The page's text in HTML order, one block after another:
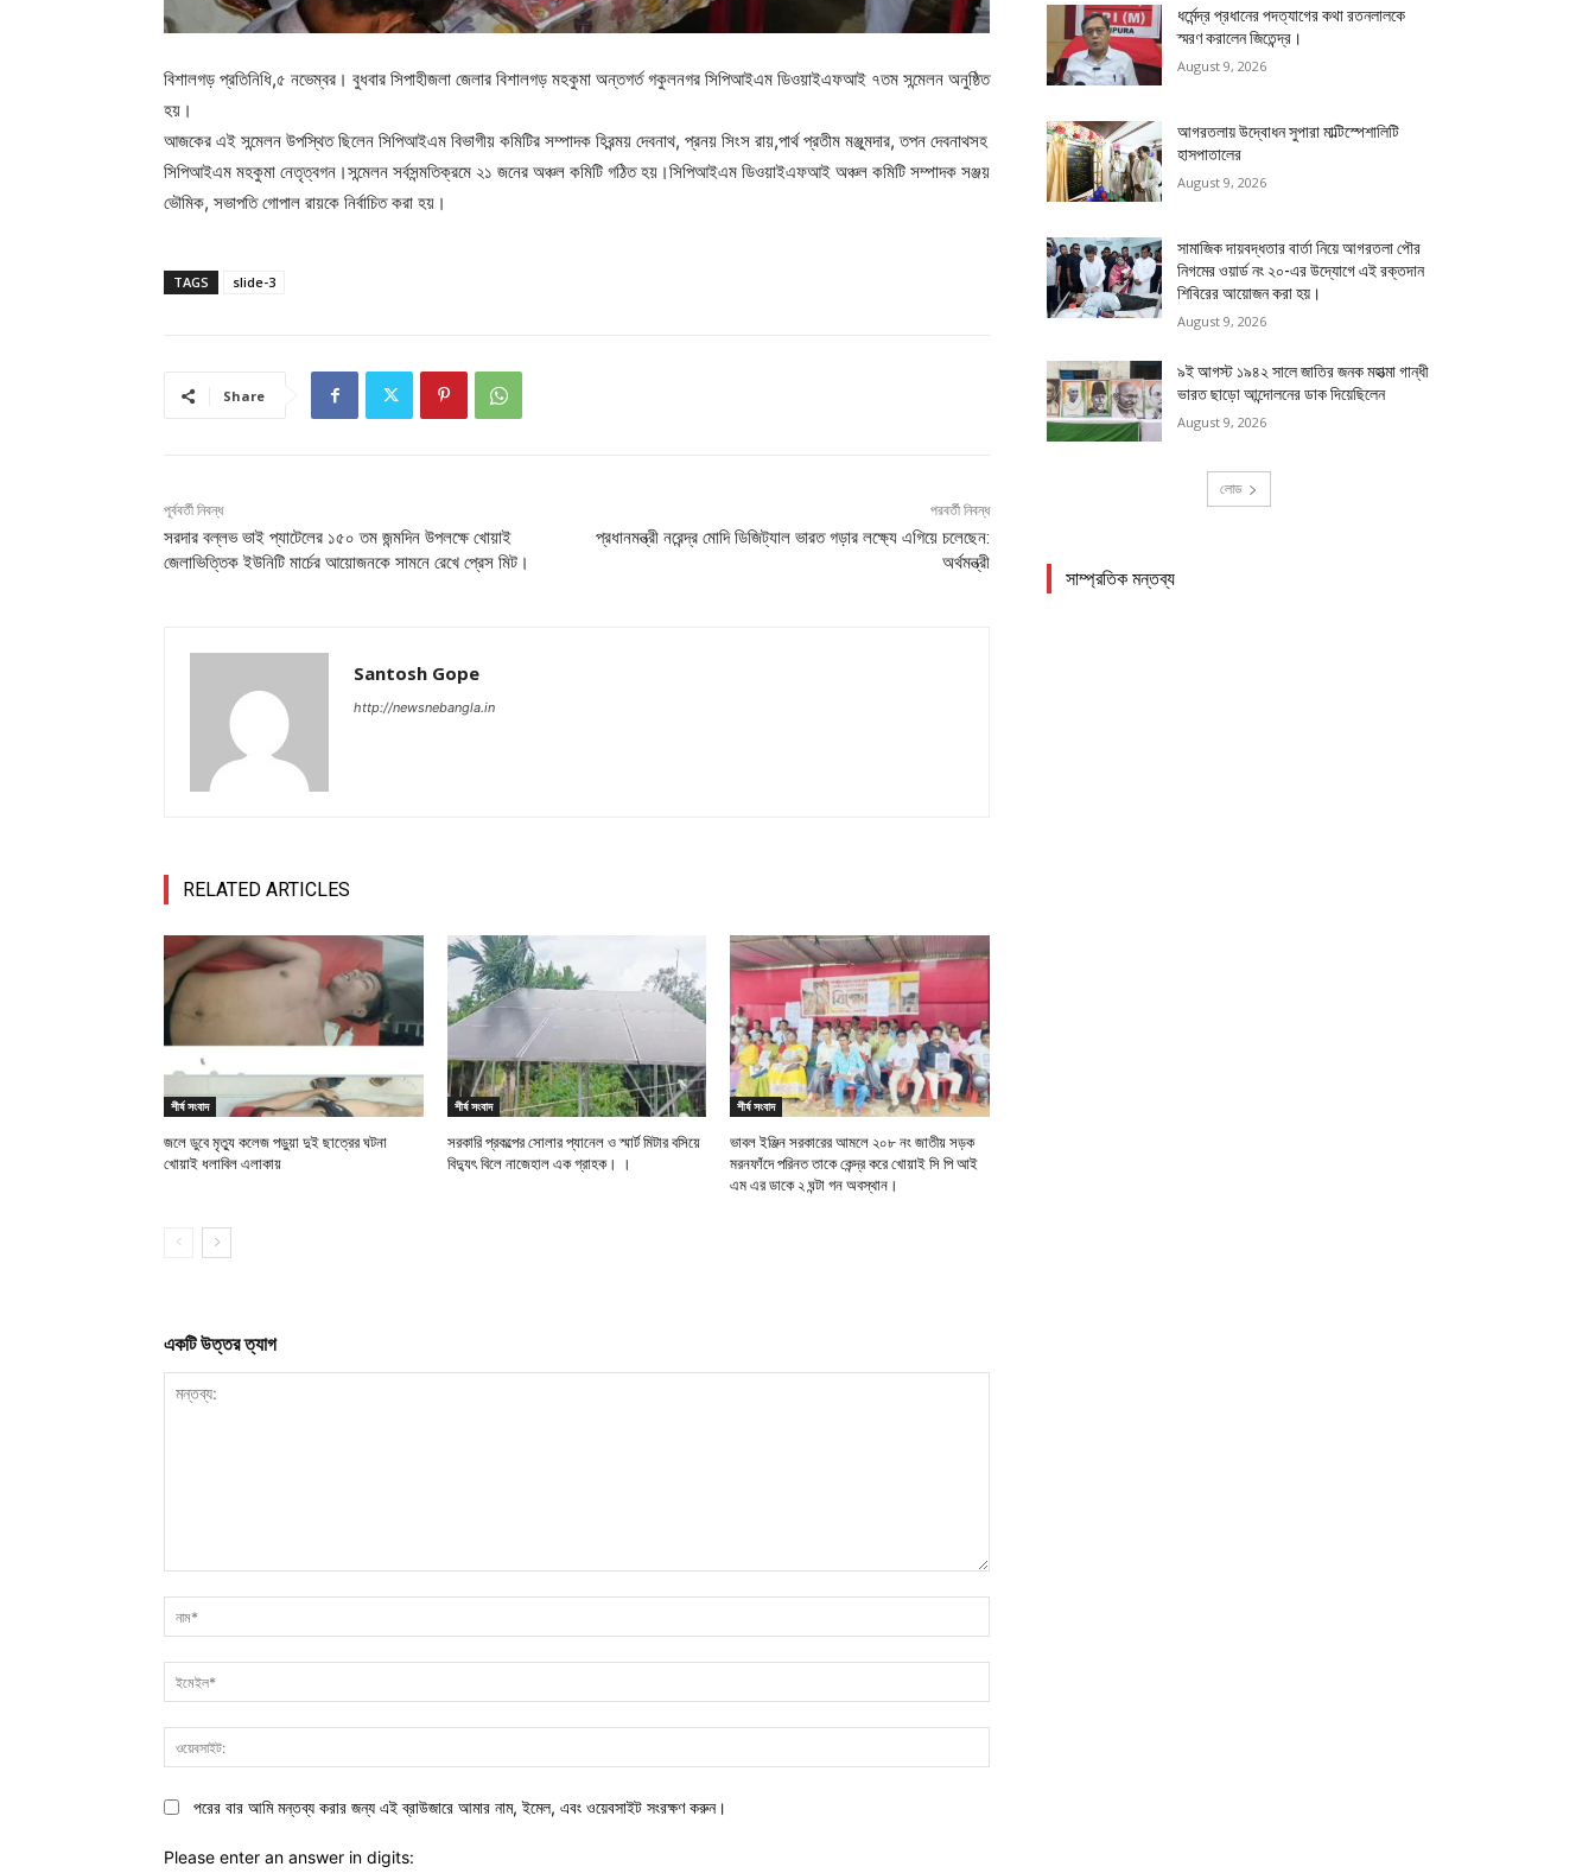
বিশালগড় প্রতিনিধি,৫ নভেম্বর। বুধবার সিপাহীজলা জেলার বিশালগড় মহকুমা অন্তগর্ত গকুলনগর সিপিআইএম ডিওয়াইএফআই ৭তম সন্মেলন অনুষ্ঠিত
হয়।
আজকের এই সন্মেলন উপস্থিত ছিলেন সিপিআইএম বিভাগীয় কমিটির সম্পাদক হিরন্ময় দেবনাথ, প্রনয় সিংস রায়,পার্থ প্রতীম মঞ্জুমদার, তপন দেবনাথসহ
সিপিআইএম মহকুমা নেতৃত্বগন।সন্মেলন সর্বসন্মতিক্রমে ২১ জনের অঞ্চল কমিটি গঠিত হয়।সিপিআইএম ডিওয়াইএফআই অঞ্চল কমিটি সম্পাদক সঞ্জয়
ভৌমিক, সভাপতি গোপাল রায়কে নির্বাচিত করা হয়।
TAGS slide-3
Share
পূর্ববর্তী নিবন্ধ
সরদার বল্লভ ভাই প্যাটেলের ১৫০ তম জন্মদিন উপলক্ষে খোয়াই
জেলাভিত্তিক ইউনিটি মার্চের আয়োজনকে সামনে রেখে প্রেস মিট।
পরবর্তী নিবন্ধ
প্রধানমন্ত্রী নরেন্দ্র মোদি ডিজিট্যাল ভারত গড়ার লক্ষ্যে এগিয়ে চলেছেন:
অর্থমন্ত্রী
Santosh Gope
http://newsnebangla.in
RELATED ARTICLES
শীর্ষ সংবাদ
জলে ডুবে মৃত্যু কলেজ পড়ুয়া দুই ছাত্রের ঘটনা
খোয়াই ধলাবিল এলাকায়
শীর্ষ সংবাদ
সরকারি প্রকল্পের সোলার প্যানেল ও স্মার্ট মিটার বসিয়ে
বিদ্যুৎ বিলে নাজেহাল এক গ্রাহক। ।
শীর্ষ সংবাদ
ভাবল ইঞ্জিন সরকারের আমলে ২০৮ নং জাতীয় সড়ক
মরনফাঁদে পরিনত তাকে কেন্দ্র করে খোয়াই সি পি আই
এম এর ডাকে ২ ঘন্টা গন অবস্থান।
একটি উত্তর ত্যাগ
পরের বার আমি মন্তব্য করার জন্য এই ব্রাউজারে আমার নাম, ইমেল, এবং ওয়েবসাইট সংরক্ষণ করুন।
Please enter an answer in digits:
ধর্মেন্দ্র প্রধানের পদত্যাগের কথা রতনলালকে
স্মরণ করালেন জিতেন্দ্র।
August 9, 2026
আগরতলায় উদ্বোধন সুপারা মাল্টিস্পেশালিটি
হাসপাতালের
August 9, 2026
সামাজিক দায়বদ্ধতার বার্তা নিয়ে আগরতলা পৌর
নিগমের ওয়ার্ড নং ২০-এর উদ্যোগে এই রক্তদান
শিবিরের আয়োজন করা হয়।
August 9, 2026
৯ই আগস্ট ১৯৪২ সালে জাতির জনক মহাত্মা গান্ধী
ভারত ছাড়ো আন্দোলনের ডাক দিয়েছিলেন
August 9, 2026
লোড
সাম্প্রতিক মন্তব্য